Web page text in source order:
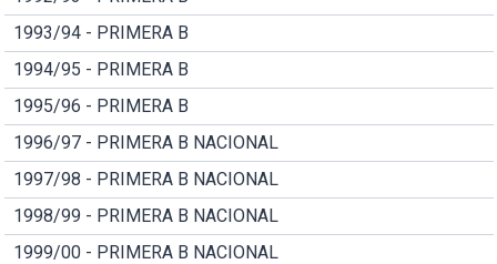
1993/94 - PRIMERA B
1994/95 - PRIMERA B
1995/96 - PRIMERA B
1996/97 - PRIMERA B NACIONAL
1997/98 - PRIMERA B NACIONAL
1998/99 - PRIMERA B NACIONAL
1999/00 - PRIMERA B NACIONAL